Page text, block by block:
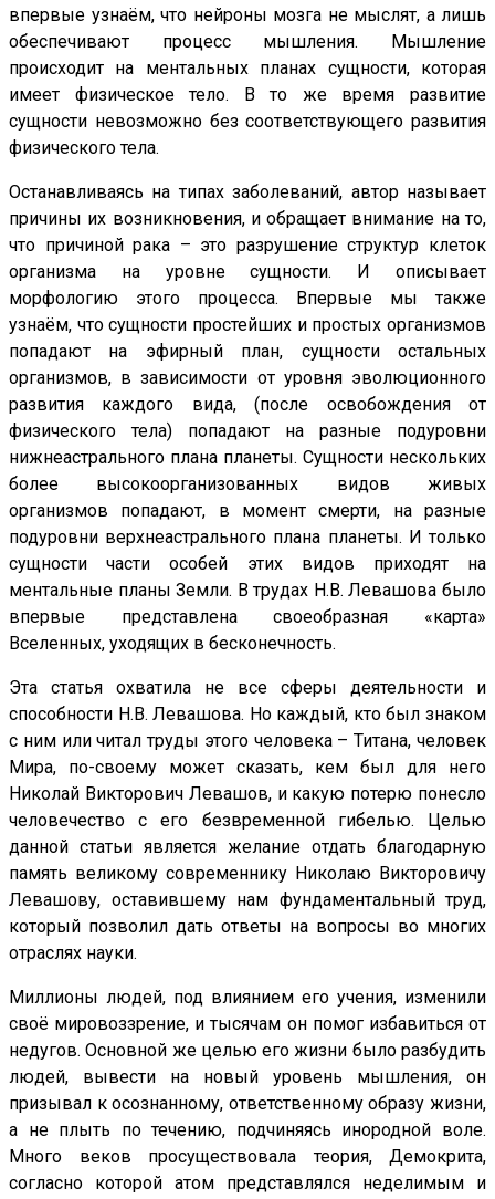
впервые узнаём, что нейроны мозга не мыслят, а лишь
обеспечивают процесс мышления. Мышление
происходит на ментальных планах сущности, которая
имеет физическое тело. В то же время развитие
сущности невозможно без соответствующего развития
физического тела.
Останавливаясь на типах заболеваний, автор называет
причины их возникновения, и обращает внимание на то,
что причиной рака – это разрушение структур клеток
организма на уровне сущности. И описывает
морфологию этого процесса. Впервые мы также
узнаём, что сущности простейших и простых организмов
попадают на эфирный план, сущности остальных
организмов, в зависимости от уровня эволюционного
развития каждого вида, (после освобождения от
физического тела) попадают на разные подуровни
нижнеастрального плана планеты. Сущности нескольких
более высокоорганизованных видов живых
организмов попадают, в момент смерти, на разные
подуровни верхнеастрального плана планеты. И только
сущности части особей этих видов приходят на
ментальные планы Земли. В трудах Н.В. Левашова было
впервые представлена своеобразная «карта»
Вселенных, уходящих в бесконечность.
Эта статья охватила не все сферы деятельности и
способности Н.В. Левашова. Но каждый, кто был знаком
с ним или читал труды этого человека – Титана, человек
Мира, по-своему может сказать, кем был для него
Николай Викторович Левашов, и какую потерю понесло
человечество с его безвременной гибелью. Целью
данной статьи является желание отдать благодарную
память великому современнику Николаю Викторовичу
Левашову, оставившему нам фундаментальный труд,
который позволил дать ответы на вопросы во многих
отраслях науки.
Миллионы людей, под влиянием его учения, изменили
своё мировоззрение, и тысячам он помог избавиться от
недугов. Основной же целью его жизни было разбудить
людей, вывести на новый уровень мышления, он
призывал к осознанному, ответственному образу жизни,
а не плыть по течению, подчиняясь инородной воле.
Много веков просуществовала теория, Демокрита,
согласно которой атом представлялся неделимым и